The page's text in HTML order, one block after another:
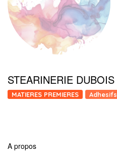
STEARINERIE DUBOIS
MATIERES PREMIERES Adhesifs
A propos